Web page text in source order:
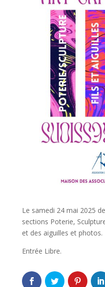
Le samedi 24 mai 2025
sections Poterie,
et des aiguilles et photos.
Entrée Libre.